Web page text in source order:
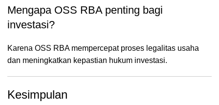
Mengapa OSS RBA penting bagi
investasi?
Karena OSS RBA mempercepat proses legalitas usaha
dan meningkatkan kepastian hukum investasi.
Kesimpulan